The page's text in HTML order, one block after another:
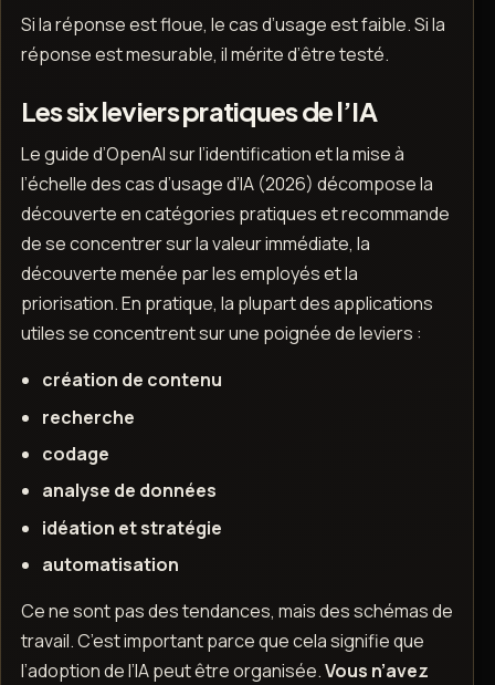
Si la réponse est floue, le cas d’usage est faible. Si la
réponse est mesurable, il mérite d’être testé.
Les six leviers pratiques de l’IA
Le guide d’OpenAI sur l’identification et la mise à
l’échelle des cas d’usage d’IA (2026) décompose la
découverte en catégories pratiques et recommande
de se concentrer sur la valeur immédiate, la
découverte menée par les employés et la
priorisation. En pratique, la plupart des applications
utiles se concentrent sur une poignée de leviers :
création de contenu
recherche
codage
analyse de données
idéation et stratégie
automatisation
Ce ne sont pas des tendances, mais des schémas de
travail. C’est important parce que cela signifie que
l’adoption de l’IA peut être organisée.Vous n’avez